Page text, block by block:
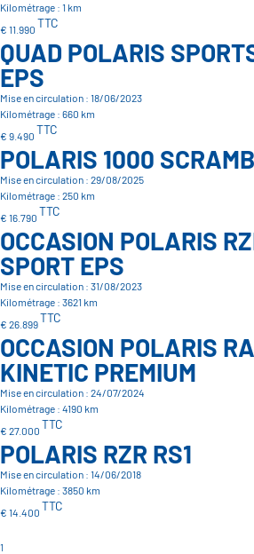
Kilométrage : 1 km
€ 11.990 TTC
QUAD POLARIS
EPS
Mise en circulation : 18/06/2023
Kilométrage : 660 km
€ 9.490 TTC
POLARIS 1000
Mise en circulation : 29/08/2025
Kilométrage : 250 km
€ 16.790 TTC
OCCASION POLARIS
SPORT EPS
Mise en circulation : 31/08/2023
Kilométrage : 3621 km
€ 26.899TTC
OCCASION POLARIS
KINETIC PREMIUM
Mise en circulation : 24/07/2024
Kilométrage : 4190 km
€ 27.000 TTC
POLARIS RZR RS1
Mise en circulation : 14/06/2018
Kilométrage : 3850 km
€ 14.400 TTC
1